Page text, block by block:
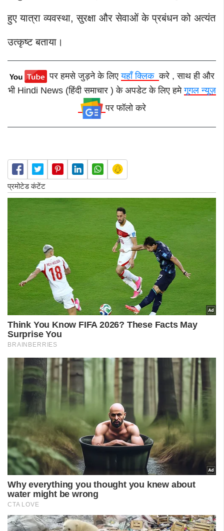
हुए यात्रा व्यवस्था, सुरक्षा और सेवाओं के प्रबंधन को अत्यंत
उत्कृष्ट बताया।
पर हमसे जुड़ने के लिएयहाँ क्लिककरे , साथ ही और
भी Hindi News (हिंदी समाचार ) के अपडेट के लिए हमेगूगल न्यूज़
पर फॉलो करे